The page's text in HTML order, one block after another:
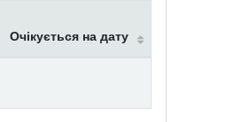
Очікується на дату